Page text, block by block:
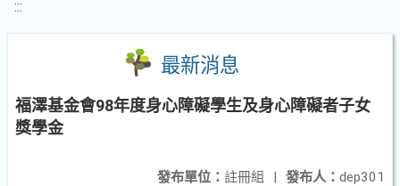
:::
最新消息
福澤基金會98年度身心障礙學生及身心障礙者子女
獎學金
發布人： dep301
發布單位： 註冊組 |